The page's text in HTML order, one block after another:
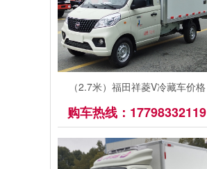
（2.7米）福田祥菱V冷藏车价格
购车热线：17798332119